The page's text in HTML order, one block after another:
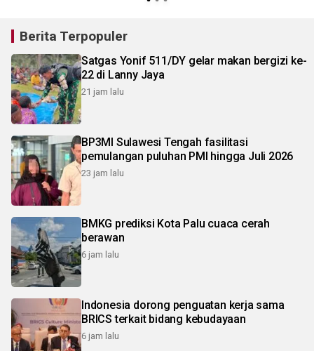
Berita Terpopuler
Satgas Yonif 511/DY gelar makan bergizi ke-
22 di Lanny Jaya
21 jam lalu
BP3MI Sulawesi Tengah fasilitasi
pemulangan puluhan PMI hingga Juli 2026
23 jam lalu
BMKG prediksi Kota Palu cuaca cerah
berawan
6 jam lalu
Indonesia dorong penguatan kerja sama
BRICS terkait bidang kebudayaan
6 jam lalu